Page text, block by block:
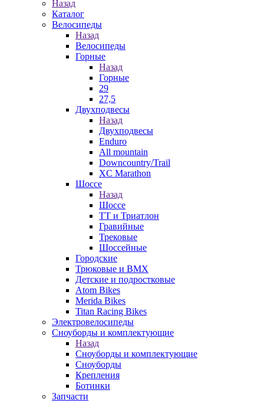
Назад
Каталог
Велосипеды
Назад
Велосипеды
Горные
Назад
Горные
29
27,5
Двухподвесы
Назад
Двухподвесы
Enduro
All mountain
Downcountry/Trail
XC Marathon
Шоссе
Назад
Шоссе
ТТ и Триатлон
Гравийные
Трековые
Шоссейные
Городские
Трюковые и BMX
Детские и подростковые
Atom Bikes
Merida Bikes
Titan Racing Bikes
Электровелосипеды
Cноуборды и комплектующие
Назад
Cноуборды и комплектующие
Сноуборды
Крепления
Ботинки
Запчасти